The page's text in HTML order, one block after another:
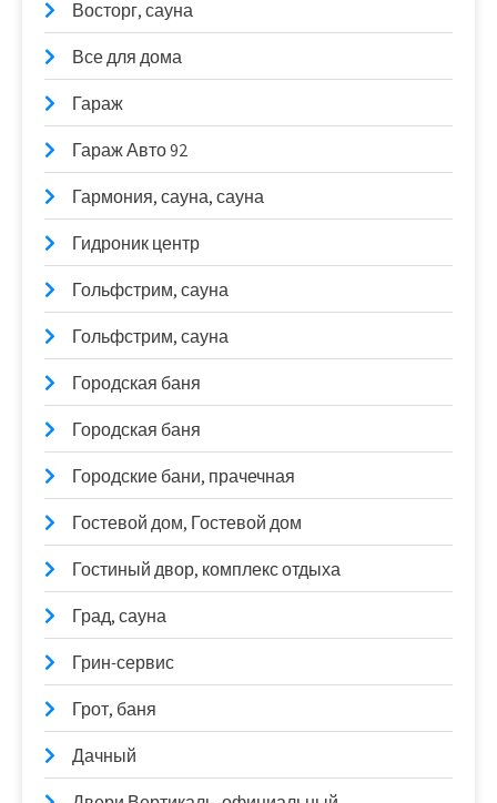
Восторг, сауна
Все для дома
Гараж
Гараж Авто 92
Гармония, сауна, сауна
Гидроник центр
Гольфстрим, сауна
Гольфстрим, сауна
Городская баня
Городская баня
Городские бани, прачечная
Гостевой дом, Гостевой дом
Гостиный двор, комплекс отдыха
Град, сауна
Грин-сервис
Грот, баня
Дачный